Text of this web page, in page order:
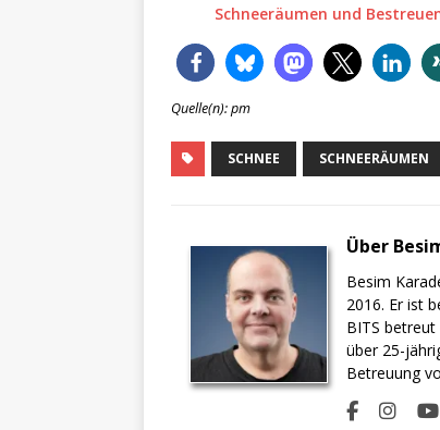
Schneeräumen und
Quelle(n): pm
SCHNEE SCHNEERÄUMEN
Über
Besim
2016. Er ist
BITS
über 25-
Betreuung